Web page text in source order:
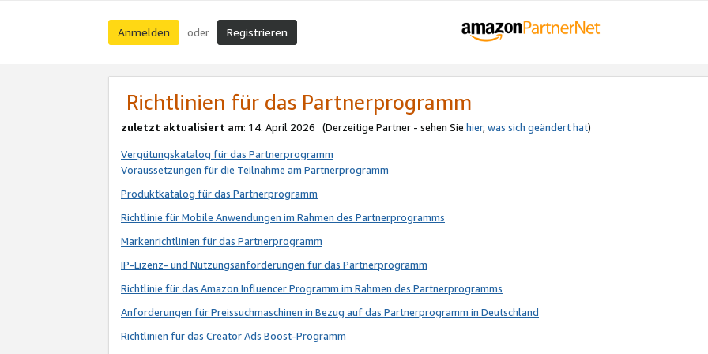
Anmelden oder Registrieren
Richtlinien für das Partnerprogramm
zuletzt aktualisiert am: 14. April 2026 (Derzeitige Partner - sehen Sie hier,was sich geändert hat)
Vergütungskatalog für das Partnerprogramm
Voraussetzungen für die Teilnahme am Partnerprogramm
Produktkatalog für das Partnerprogramm
Richtlinie für Mobile Anwendungen im Rahmen des Partnerprogramms
Markenrichtlinien für das Partnerprogramm
IP-Lizenz- und Nutzungsanforderungen für das Partnerprogramm
Richtlinie für das Amazon Influencer Programm im Rahmen des Partnerprogramms
Anforderungen für Preissuchmaschinen in Bezug auf das Partnerprogramm in Deutschland
Richtlinien für das Creator Ads Boost-Programm